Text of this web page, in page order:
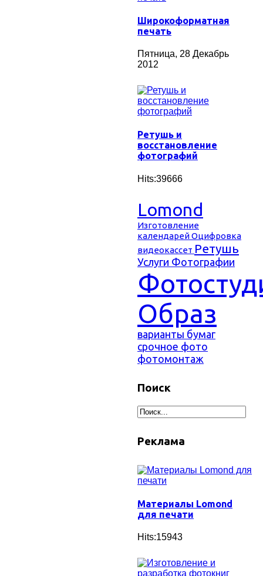
Широкоформатная
печать
Пятница, 28 Декабрь
2012
Ретушь и
восстановление
фотографий
Hits:39666
Lomond
Изготовление
календарейОцифровка
видеокассет Ретушь
Услуги Фотографии
Образ
варианты бумаг
срочное фото
фотомонтаж
Поиск
Реклама
Материалы Lomond
для печати
Hits:15943